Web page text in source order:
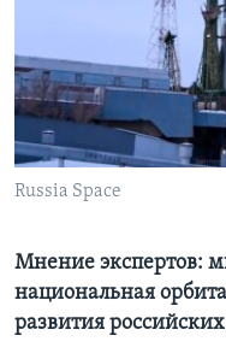
Learning English
СОЦИАЛЬНЫЕ СЕТИ
Russia Space
Мнение экспертов:
национальная
развития